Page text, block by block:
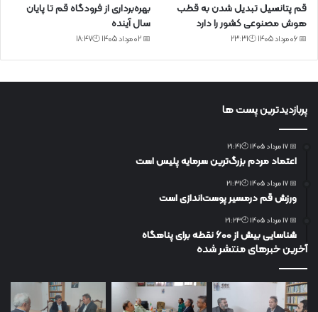
قم پتانسیل تبدیل شدن به قطب
هوش مصنوعی کشور را دارد
📅 06 مرداد 1405 🕙23:31
بهره‌برداری از فرودگاه قم تا پایان
سال آینده
📅 02 مرداد 1405 🕙18:47
پربازدیدترین پست ها
📅 17 مرداد 1405 🕙21:41
اعتماد مردم بزرگ‌ترین سرمایه پلیس است
📅 17 مرداد 1405 🕙21:31
ورزش قم درمسیر پوست‌اندازی است
📅 17 مرداد 1405 🕙21:23
شناسایی بیش از ۶۰۰ نقطه برای پناهگاه
آخرین خبرهای منتشر شده